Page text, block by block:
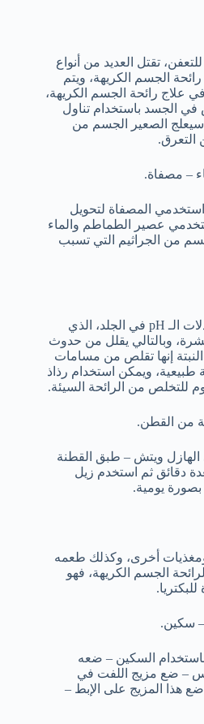
تقتل العديد من أنواع
الجسم الكريهة، ويتم
علاج رائحة الجسم الكريهة،
في الجسد باستخدام تناول
الصعير الجسم من
التعرق.
– مصفاة.
المصفاة لتحويل
عصير الطماطم والماء
من الجراثيم التي تسبب
نبات الهزل ويتش يقلل من معدلات الـ pH في الجلد، الذي
وبالتالي يقلل من حدوث
النبتة إنها تقلص من مسامات
طبيعية، ويمكن استخدام رذاذ
للتخلص من الرائحة السيئة.
من القطن.
ويتش – طبق القطنة
دقائق ثم استخدم زيل
بصورة يومية.
أخرى، وكذلك طعمه
الجسم الكريهة، فهو
سكين.
السكين – ضعه
– ضع مزيج اللفت في
هذا المزيج على الإبط –